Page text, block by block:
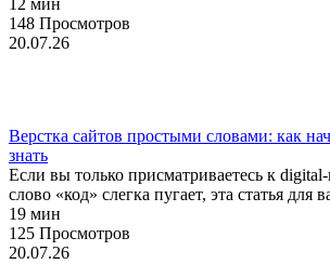
12 мин
148 Просмотров
20.07.26
Верстка сайтов простыми словами: как
знать
Если вы только присматриваетесь к
слово «код» слегка пугает, эта статья для
19 мин
125 Просмотров
20.07.26